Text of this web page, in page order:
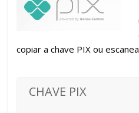
copiar a chave PIX ou
CHAVE PIX